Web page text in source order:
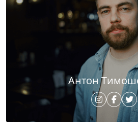
Антон